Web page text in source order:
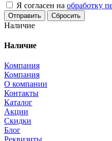
Я согласен на обработку
Сбросить
Наличие
Наличие
Компания
Компания
О компании
Контакты
Каталог
Акции
Скидки
Блог